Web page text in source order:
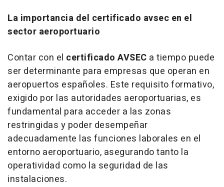
La importancia del certificado avsec en el
sector aeroportuario
Contar con el certificado AVSEC a tiempo puede
ser determinante para empresas que operan en
aeropuertos españoles. Este requisito formativo,
exigido por las autoridades aeroportuarias, es
fundamental para acceder a las zonas
restringidas y poder desempeñar
adecuadamente las funciones laborales en el
entorno aeroportuario, asegurando tanto la
operatividad como la seguridad de las
instalaciones.